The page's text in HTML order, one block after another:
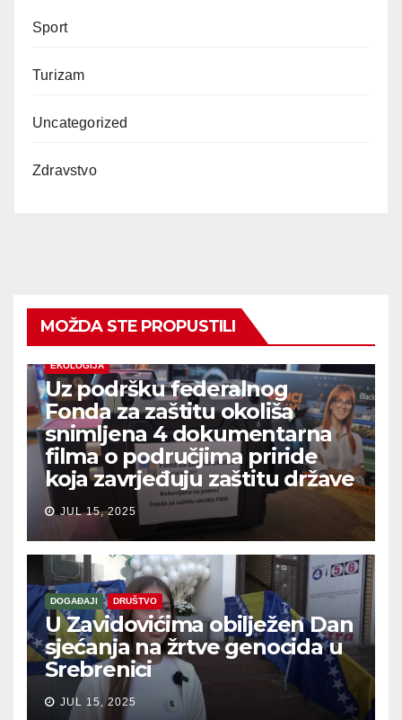
Sport
Turizam
Uncategorized
Zdravstvo
MOŽDA STE PROPUSTILI
EKOLOGIJA
Uz podršku federalnog
Fonda za zaštitu okoliša
snimljena 4 dokumentarna
filma o područjima priride
koja zavrjeđuju zaštitu države
JUL 15, 2025
DOGAĐAJI DRUŠTVO
U Zavidovićima obilježen Dan
sjećanja na žrtve genocida u
Srebrenici
JUL 15, 2025